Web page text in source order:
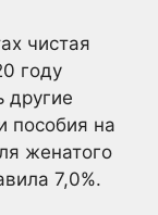
чистая
году
другие
пособия на
женатого
7,0%.